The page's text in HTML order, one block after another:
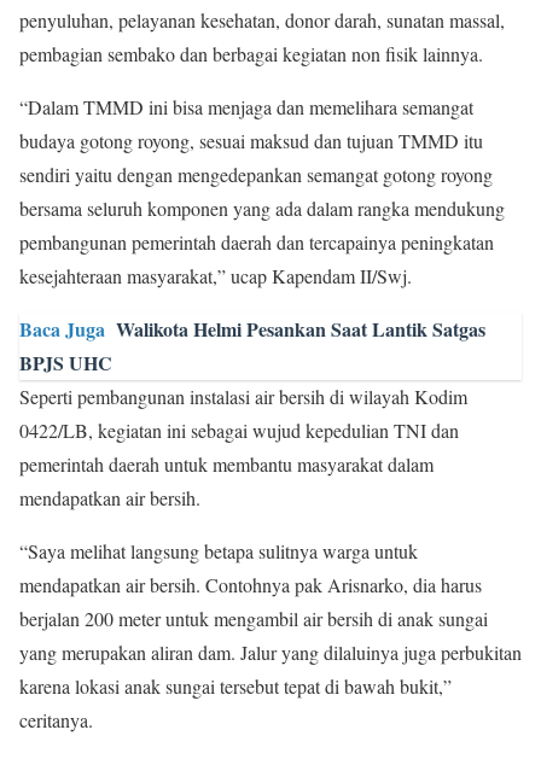
penyuluhan, pelayanan kesehatan, donor darah, sunatan massal,
pembagian sembako dan berbagai kegiatan non fisik lainnya.
“Dalam TMMD ini bisa menjaga dan memelihara semangat
budaya gotong royong, sesuai maksud dan tujuan TMMD itu
sendiri yaitu dengan mengedepankan semangat gotong royong
bersama seluruh komponen yang ada dalam rangka mendukung
pembangunan pemerintah daerah dan tercapainya peningkatan
kesejahteraan masyarakat,” ucap Kapendam II/Swj.
Baca Juga Walikota Helmi Pesankan Saat Lantik Satgas
BPJS UHC
Seperti pembangunan instalasi air bersih di wilayah Kodim
0422/LB, kegiatan ini sebagai wujud kepedulian TNI dan
pemerintah daerah untuk membantu masyarakat dalam
mendapatkan air bersih.
“Saya melihat langsung betapa sulitnya warga untuk
mendapatkan air bersih. Contohnya pak Arisnarko, dia harus
berjalan 200 meter untuk mengambil air bersih di anak sungai
yang merupakan aliran dam. Jalur yang dilaluinya juga perbukitan
karena lokasi anak sungai tersebut tepat di bawah bukit,”
ceritanya.